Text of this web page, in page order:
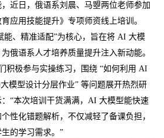
近日，俄语系刘晨、马曌两位老师参加
应用技能提升》专项师资线上培训。
能、精准适配”为核心，旨在将AI大模
俄语系人才培养质量提升注入新动能。
积极参与实操练习，围绕 “如何利用AI
模型设计分层作业” 等问题展开热烈研
“本次培训干货满满，AI大模型能快速
性化错题解析，不仅减轻了备课负担，
的学习需求。”